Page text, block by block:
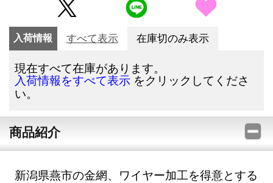
入荷情報 すべて表示 在庫切のみ表示
現在すべて在庫があります。
入荷情報をすべて表示 をクリックしてくださ
い。
商品紹介
新潟県燕市の金網、ワイヤー加工を得意とする